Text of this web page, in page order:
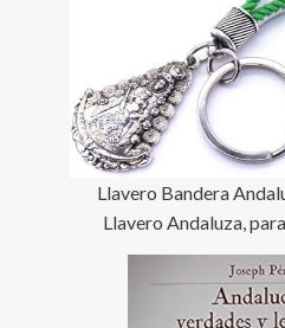
Llavero Bandera
Llavero Andaluza,